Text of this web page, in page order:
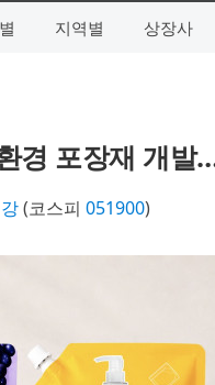
지역별 상장사
경 포장재 개발
(코스피 051900)